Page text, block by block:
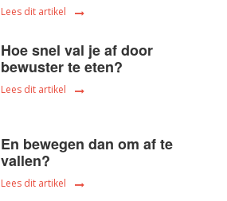
Lees dit artikel
Hoe snel val je af door
bewuster te eten?
Lees dit artikel
En bewegen dan om af te
vallen?
Lees dit artikel